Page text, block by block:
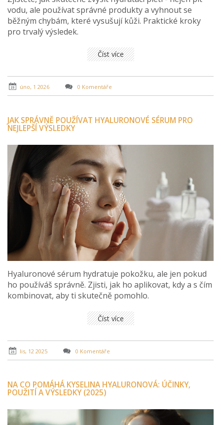
vodu, ale používat správné produkty a vyhnout se
běžným chybám, které vysušují kůži. Praktické kroky
pro trvalý výsledek.
Číst více
úno, 1 2026 0 Komentáře
JAK SPRÁVNĚ POUŽÍVAT HYALURONOVÉ SÉRUM PRO
NEJLEPŠÍ VÝSLEDKY
Hyaluronové sérum hydratuje pokožku, ale jen pokud
ho používáš správně. Zjisti, jak ho aplikovat, kdy a s čím
kombinovat, aby ti skutečně pomohlo.
Číst více
lis, 12 2025 0 Komentáře
NA CO POMÁHÁ KYSELINA HYALURONOVÁ: ÚČINKY,
POUŽITÍ A VÝSLEDKY (2025)